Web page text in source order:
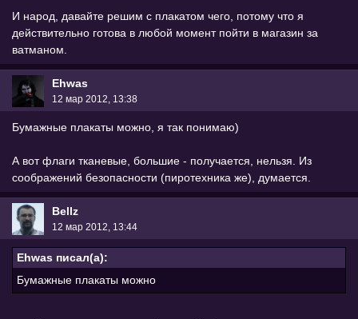
И народ, давайте решим с плакатом чего, потому что я
действительно готова в любой момент пойти в магазин за
ватманом.
Ehwas
12 мар 2012, 13:38
Бумажные плакаты можно, я так понимаю)
А вот флаги тканевые, большие - получается, нельзя. Из
соображений безопасности (пиротехника же), думается.
Bellz
12 мар 2012, 13:44
Ehwas писал(а):
Бумажные плакаты можно